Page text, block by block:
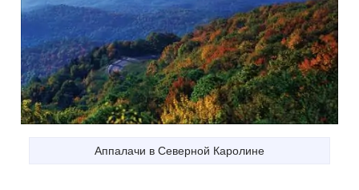
Аппалачи в Северной Каролине